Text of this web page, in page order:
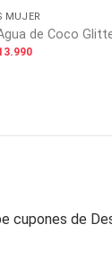
MUJER
de Coco
El
cupones de